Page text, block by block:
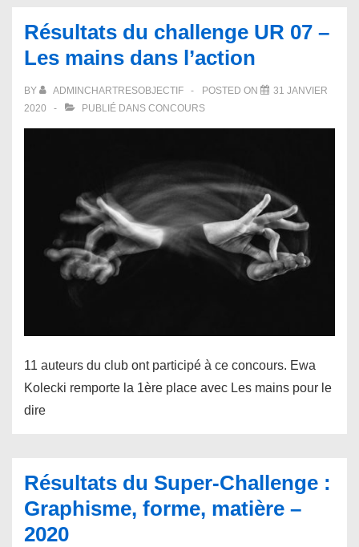
Résultats du challenge UR 07 –
Les mains dans l’action
BY ADMINCHARTRESOBJECTIF POSTED ON
31 JANVIER
2020
PUBLIÉ DANS CONCOURS
11 auteurs du club ont participé à ce concours. Ewa
Kolecki remporte la 1ère place avec Les mains pour le
dire
Résultats du Super-Challenge :
Graphisme, forme, matière –
2020